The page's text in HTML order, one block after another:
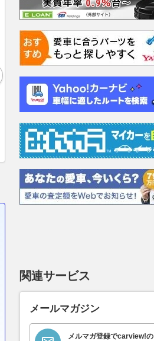
支払総額
5万円
支払総額
527 万円
関連サービス
メールマガジン
メルマガ登録でcarview!の